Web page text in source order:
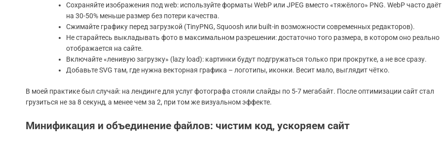
Сохраняйте изображения под web: используйте форматы WebP или JPEG вместо «тяжёлого» PNG. WebP часто даёт
на 30-50% меньше размер без потери качества.
Сжимайте графику перед загрузкой (TinyPNG, Squoosh или built-in возможности современных редакторов).
Не старайтесь выкладывать фото в максимальном разрешении: достаточно того размера, в котором оно реально
отображается на сайте.
Включайте «ленивую загрузку» (lazy load): картинки будут подгружаться только при прокрутке, а не все сразу.
Добавьте SVG там, где нужна векторная графика – логотипы, иконки. Весит мало, выглядит чётко.
В моей практике был случай: на лендинге для услуг фотографа стояли слайды по 5-7 мегабайт. После оптимизации сайт стал
грузиться не за 8 секунд, а менее чем за 2, при том же визуальном эффекте.
Минификация и объединение файлов: чистим код, ускоряем сайт